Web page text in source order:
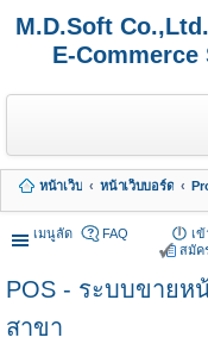
M.D.Soft
E-
หน้าเว็บ หน้าเว็บบอร์ด
เมนูลัด
FAQ
เ
สมัค
POS - ระบบขายห
สาขา